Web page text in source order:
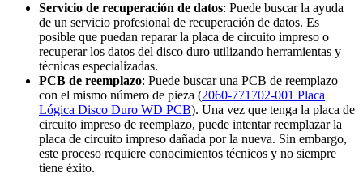
Servicio de recuperación de datos: Puede buscar la ayuda
de un servicio profesional de recuperación de datos. Es
posible que puedan reparar la placa de circuito impreso o
recuperar los datos del disco duro utilizando herramientas y
técnicas especializadas.
PCB de reemplazo: Puede buscar una PCB de reemplazo
con el mismo número de pieza (2060-771702-001 Placa
Lógica Disco Duro WD PCB). Una vez que tenga la placa de
circuito impreso de reemplazo, puede intentar reemplazar la
placa de circuito impreso dañada por la nueva. Sin embargo,
este proceso requiere conocimientos técnicos y no siempre
tiene éxito.